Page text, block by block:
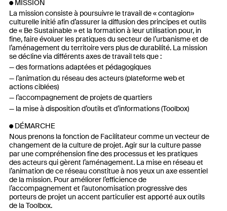
MISSION
La mission consiste à poursuivre le travail de « contagion»
culturelle initié afin d’assurer la diffusion des principes et outils
de « Be Sustainable » et la formation à leur utilisation pour, in
fine, faire évoluer les pratiques du secteur de l’urbanisme et de
l’aménagement du territoire vers plus de durabilité. La mission
se décline via différents axes de travail tels que :
des formations adaptées et pédagogiques
l’animation du réseau des acteurs (plateforme web et
actions ciblées)
l’accompagnement de projets de quartiers
la mise à disposition d’outils et d’informations (Toolbox)
DÉMARCHE
Nous prenons la fonction de Facilitateur comme un vecteur de
changement de la culture de projet. Agir sur la culture passe
par une compréhension fine des processus et les pratiques
des acteurs qui gèrent l’aménagement. La mise en réseau et
l’animation de ce réseau constitue à nos yeux un axe essentiel
de la mission. Pour améliorer l’efficience de
l’accompagnement et l’autonomisation progressive des
porteurs de projet un accent particulier est apporté aux outils
de la Toolbox.